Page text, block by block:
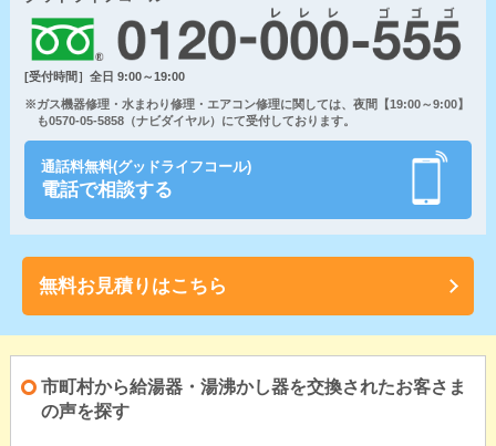
[受付時間］全日 9:00～19:00
※ガス機器修理・水まわり修理・エアコン修理に関しては、夜間【19:00～9:00】
も0570-05-5858（ナビダイヤル）にて受付しております。
通話料無料(グッドライフコール)
電話で相談する
無料お見積りはこちら
市町村から給湯器・湯沸かし器を交換されたお客さま
の声を探す